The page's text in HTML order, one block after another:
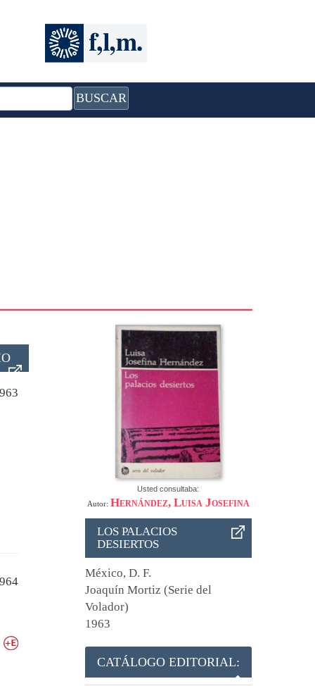
BUSCAR
Usted consultaba:
Autor: Hernández, Luisa Josefina
LOS PALACIOS
DESIERTOS
México, D. F.
Joaquín Mortiz (Serie del
Volador)
1963
CATÁLOGO EDITORIAL: